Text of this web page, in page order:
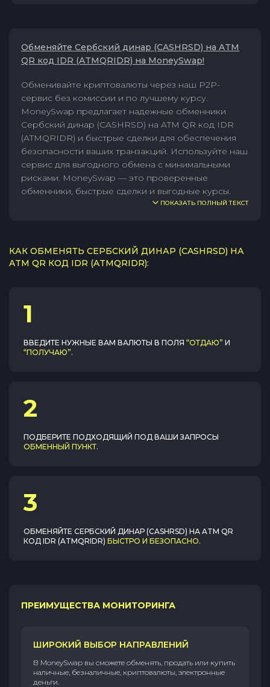
Обменяйте Сербский динар (CASHRSD) на ATM
QR код IDR (ATMQRIDR) на MoneySwap!
Обменивайте криптовалюты через наш P2P-
сервис без комиссии и по лучшему курсу.
MoneySwap предлагает надежные обменники
Сербский динар (CASHRSD) на ATM QR код IDR
(ATMQRIDR) и быстрые сделки для обеспечения
безопасности ваших транзакций. Используйте наш
сервис для выгодного обмена с минимальными
рисками. MoneySwap — это проверенные
обменники, быстрые сделки и выгодные курсы.
ПОКАЗАТЬ ПОЛНЫЙ ТЕКСТ
КАК ОБМЕНЯТЬ СЕРБСКИЙ ДИНАР (CASHRSD) НА
ATM QR КОД IDR (ATMQRIDR):
1
ВВЕДИТЕ НУЖНЫЕ ВАМ ВАЛЮТЫ В ПОЛЯ “ОТДАЮ” И
“ПОЛУЧАЮ”.
2
ПОДБЕРИТЕ ПОДХОДЯЩИЙ ПОД ВАШИ ЗАПРОСЫ
ОБМЕННЫЙ ПУНКТ.
3
ОБМЕНЯЙТЕ СЕРБСКИЙ ДИНАР (CASHRSD) НА ATM QR
КОД IDR (ATMQRIDR) БЫСТРО И БЕЗОПАСНО.
ПРЕИМУЩЕСТВА МОНИТОРИНГА
ШИРОКИЙ ВЫБОР НАПРАВЛЕНИЙ
В MoneySwap вы сможете обменять, продать или купить
наличные, безналичные, криптовалюты, электронные
деньги.